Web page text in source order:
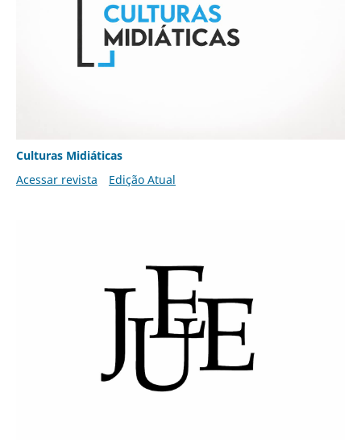
Culturas Midiáticas
Acessar revista
Edição Atual